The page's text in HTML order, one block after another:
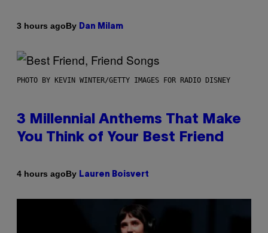
3 hours agoBy Dan Milam
PHOTO BY KEVIN WINTER/GETTY IMAGES FOR RADIO DISNEY
3 Millennial Anthems That Make
You Think of Your Best Friend
4 hours agoBy Lauren Boisvert